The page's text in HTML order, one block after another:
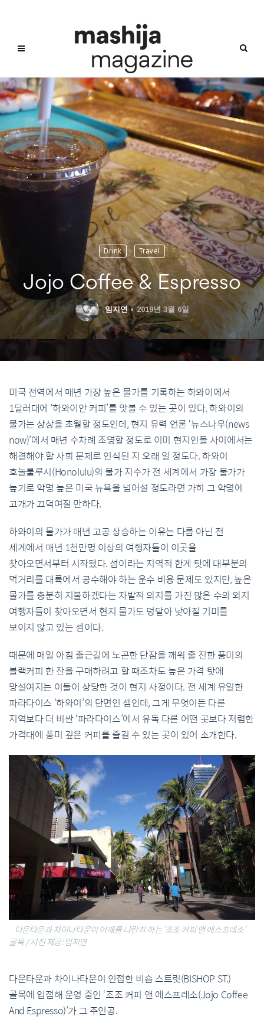
Drink Travel
Jojo Coffee & Espresso
임지연 2019년 3월 6일
미국 전역에서 매년 가장 높은 물가를 기록하는 하와이에서
1달러대에 ‘하와이안 커피’를 맛볼수 있는 곳이 있다.하와이의
물가는 상상을초월할 정도인데 , 현지 유력 언론 ‘뉴스나우(news
now)’에서 매년 수차례 조명할 정도로 이미 현지인들 사이에서는
해결해야 할 사회 문제로 인식된 지 오래 일 정도다.하와이
호놀룰루시 (Honolulu)의 물가 지수가전 세계에서 가장 물가가
높기로 악명 높은 미국뉴욕을 넘어설 정도라면 가히 그 악명에
고개가끄덕여질 만하다.
하와이의 물가가매년 고공 상승하는 이유는 다름 아닌 전
세계에서 매년 1천만명 이상의 여행자들이 이 곳을
찾아오면서부터 시작됐다. 섬이라는 지역적 한계 탓에 대부분의
먹거리를 대륙에서 공수해야하는운수 비용 문제도 있지만, 높은
물가를 충분히 지불하겠다는 자발적 의지를 가진 많은 수의 외지
여행자들이 찾아오면서 현지 물가도 덩달아 낮아질 기미를
보이지 않고 있는 셈이다.
때문에 매일 아침 출근길에 노곤한 단잠을 깨워 줄 진한풍미의
블랙커피 한 잔을구매하려고 할 때조차도 높은 가격 탓에
망설여지는 이들이 상당한 것이 현지 사정이다. 전 세계 유일한
파라다이스 ‘하와이 ’의 단면인 셈인데,그게 무엇이든 다른
지역보다 더 비싼 ‘파라다이스’에서 유독 다른 어떤 곳보다 저렴한
가격대에 풍미 깊은 커피를즐길 수 있는 곳이 있어 소개한다.
다운타운과 차이나타운이 어깨를 나란히 하는 ‘조조 커피 앤 에스프레소’
골목 / 사진 제공: 임지연
다운타운과 차이나타운이 인접한 비숍스트릿(BISHOP ST.)
골목에 입점해 운영 중인 ‘조조 커피 앤 에스프레소(Jojo Coffee
And Espresso)’가그주인공.